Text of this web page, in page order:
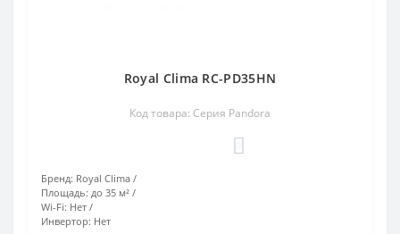
Royal Clima RC-PD35HN
Код товара: Серия Pandora
Бренд: Royal Clima
Площадь: до 35 м²
Wi-Fi: Нет
Инвертор: Нет